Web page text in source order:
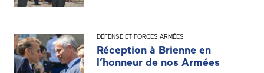
DÉFENSE ET FORCES ARMÉES
Réception à Brienne en
l’honneur de nos Armées